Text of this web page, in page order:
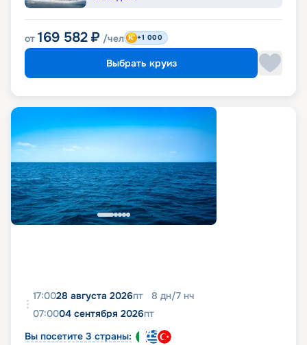
от 169 582 ₽ /чел +1 000
Выбрать круиз
17:0028 августа 2026пт 8 дн/7 нч
07:0004 сентября 2026пт
Вы посетите 3 страны: